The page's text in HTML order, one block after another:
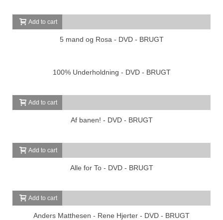
Add to cart
5 mand og Rosa - DVD - BRUGT
100% Underholdning - DVD - BRUGT
Add to cart
Af banen! - DVD - BRUGT
Add to cart
Alle for To - DVD - BRUGT
Add to cart
Anders Matthesen - Rene Hjerter - DVD - BRUGT